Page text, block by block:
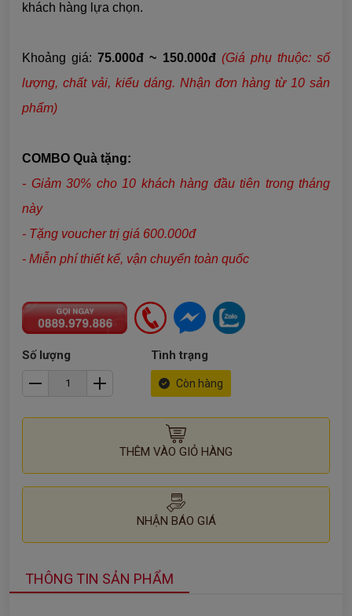
khách hàng lựa chọn.
Khoảng giá:75.000đ ~ 150.000đ (Giá phụ thuộc: số
lượng, chất vải, kiểu dáng. Nhận đơn hàng từ 10 sản
phẩm)
COMBO Quà tặng:
- Giảm 30% cho 10 khách hàng đầu tiên trong tháng
này
- Tặng voucher trị giá 600.000đ
- Miễn phí thiết kế, vận chuyển toàn quốc
Số lượng Tình trạng
Còn hàng
THÊM VÀO GIỎ HÀNG
NHẬN BÁO GIÁ
THÔNG TIN SẢN PHẨM